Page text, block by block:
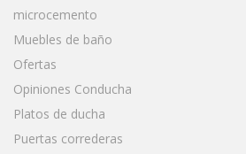
microcemento
Muebles de baño
Ofertas
Opiniones Conducha
Platos de ducha
Puertas correderas